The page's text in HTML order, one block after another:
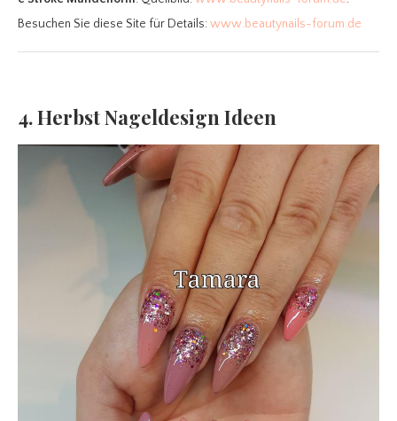
Besuchen Sie diese Site für Details:www.beautynails-forum.de
4. Herbst Nageldesign Ideen